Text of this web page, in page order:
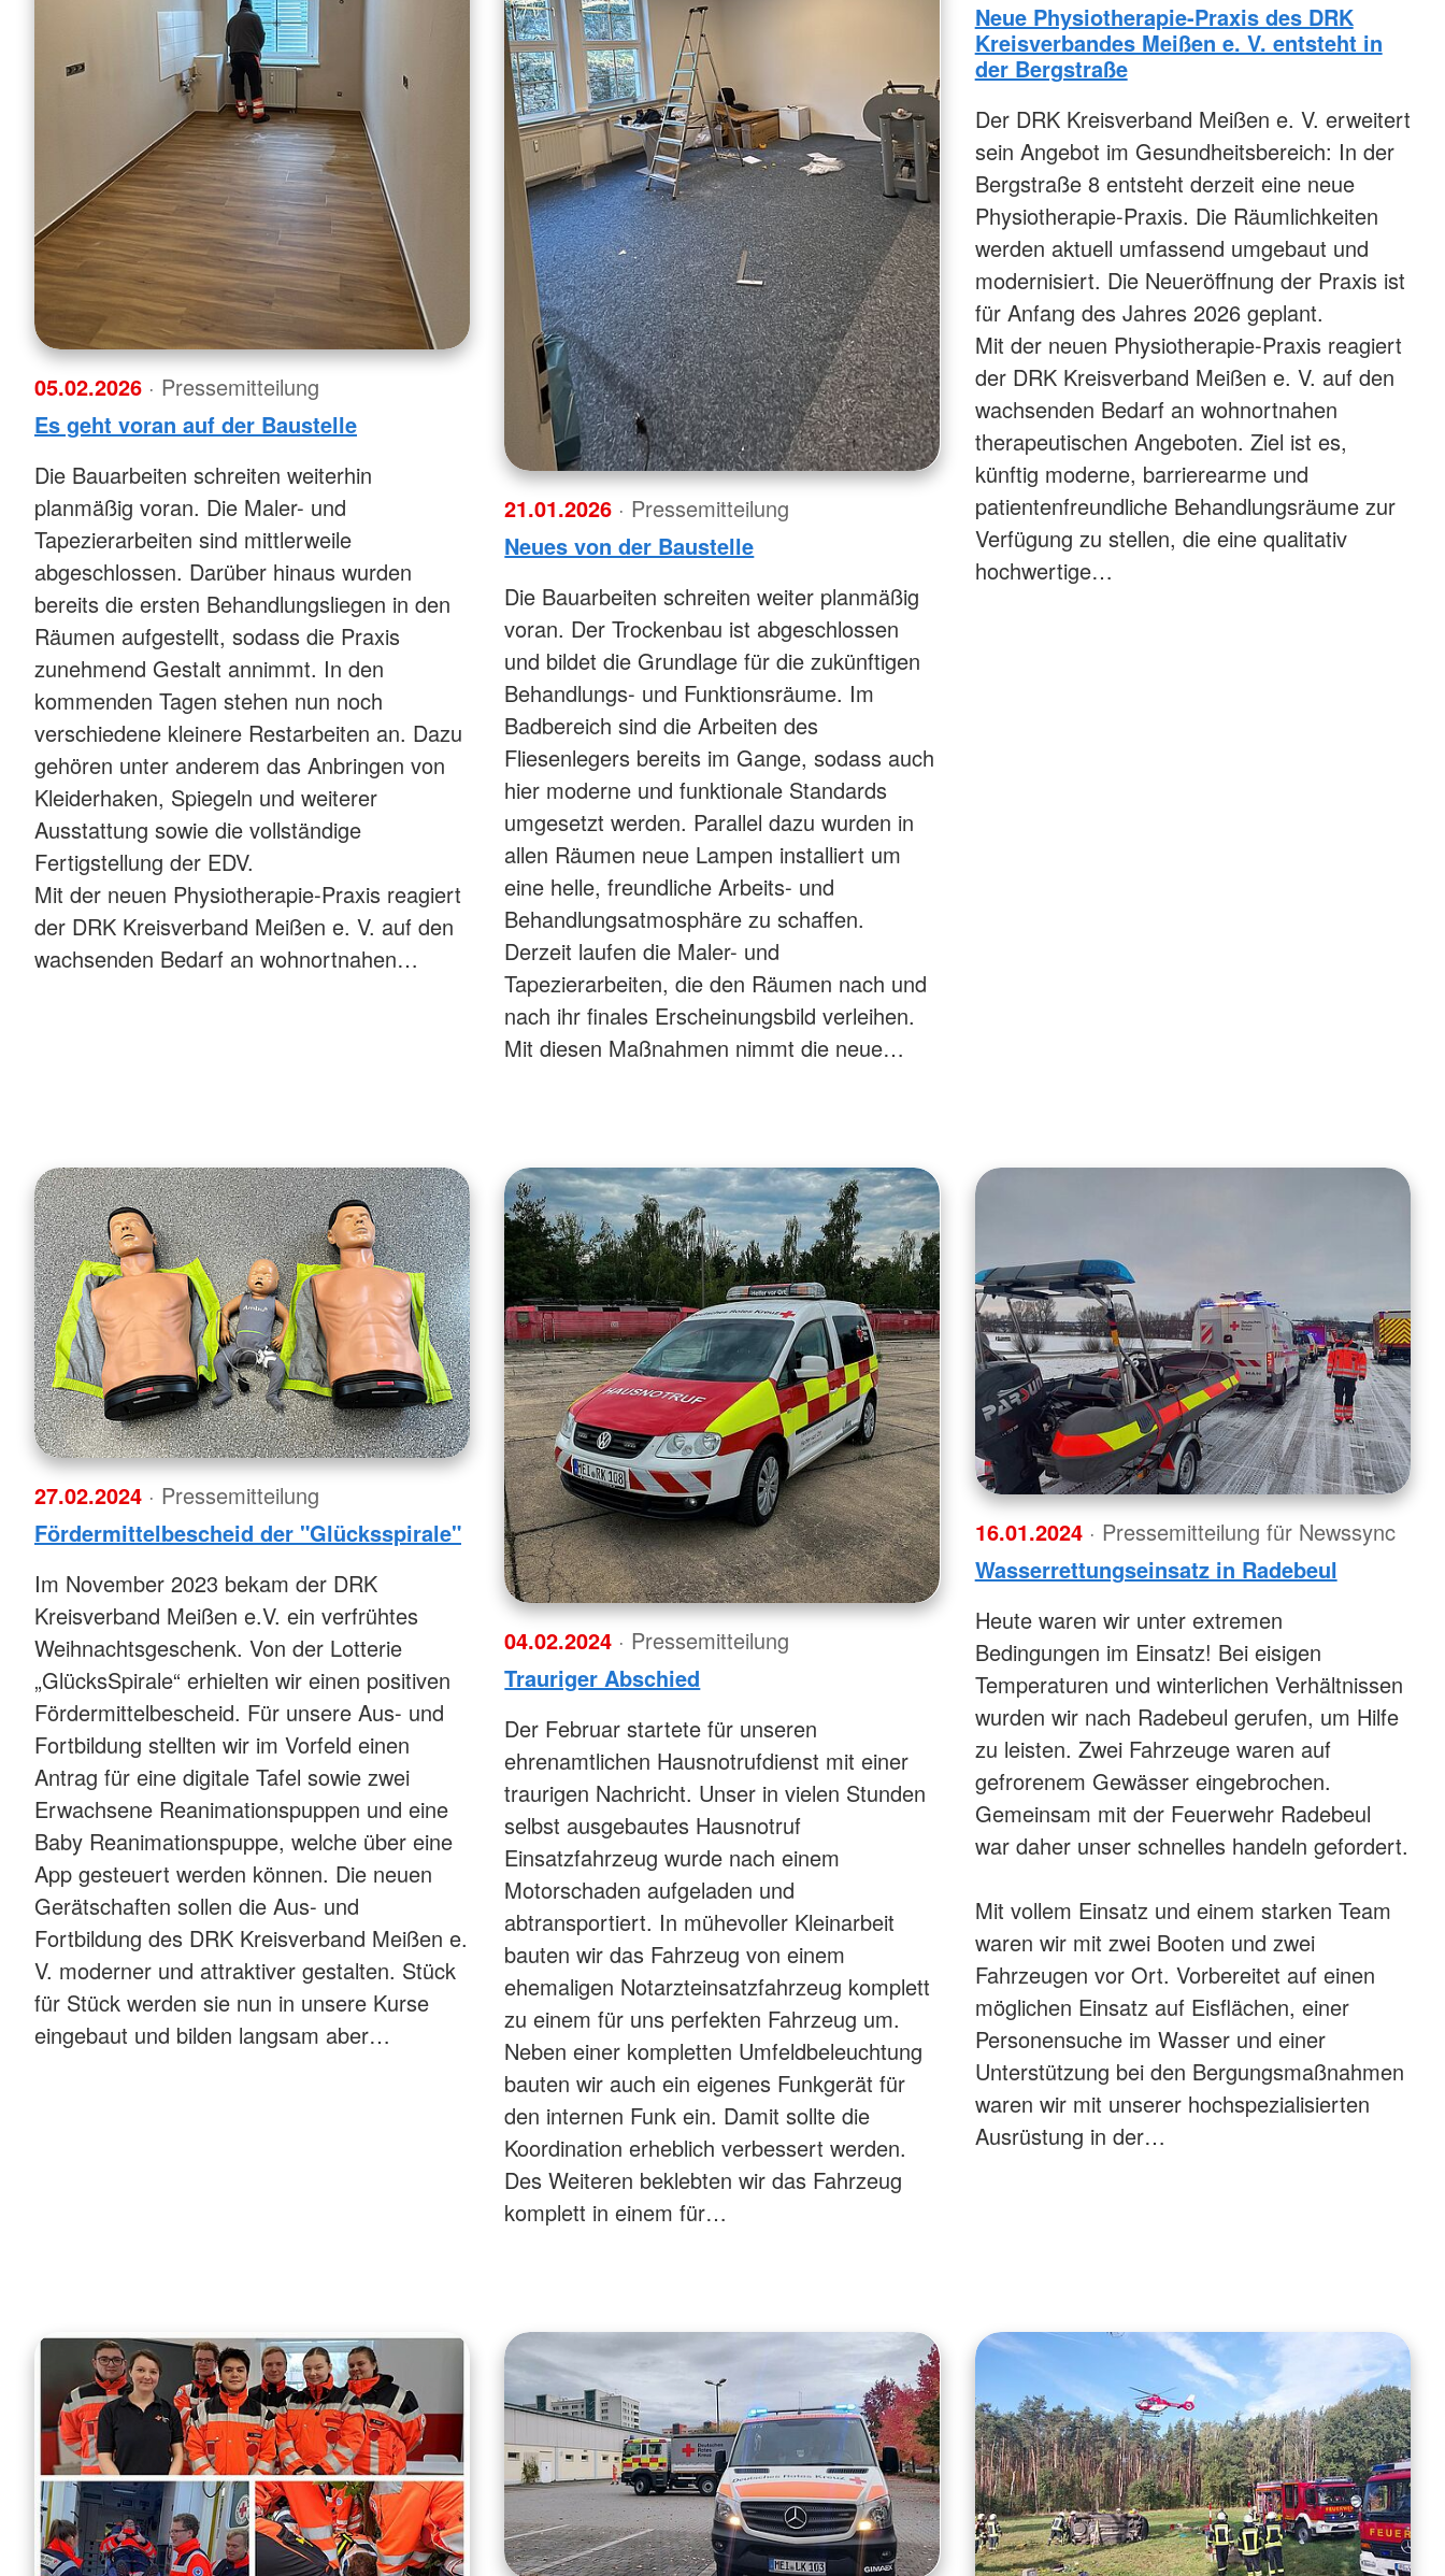
05.02.2026 · Pressemitteilung
Es geht voran auf der Baustelle
Die Bauarbeiten schreiten weiterhin
planmäßig voran. Die Maler- und
Tapezierarbeiten sind mittlerweile
abgeschlossen. Darüber hinaus wurden
bereits die ersten Behandlungsliegen in den
Räumen aufgestellt, sodass die Praxis
zunehmend Gestalt annimmt. In den
kommenden Tagen stehen nun noch
verschiedene kleinere Restarbeiten an. Dazu
gehören unter anderem das Anbringen von
Kleiderhaken, Spiegeln und weiterer
Ausstattung sowie die vollständige
Fertigstellung der EDV.
Mit der neuen Physiotherapie-Praxis reagiert
der DRK Kreisverband Meißen e. V. auf den
wachsenden Bedarf an wohnortnahen…
21.01.2026 · Pressemitteilung
Neues von der Baustelle
Die Bauarbeiten schreiten weiter planmäßig
voran. Der Trockenbau ist abgeschlossen
und bildet die Grundlage für die zukünftigen
Behandlungs- und Funktionsräume. Im
Badbereich sind die Arbeiten des
Fliesenlegers bereits im Gange, sodass auch
hier moderne und funktionale Standards
umgesetzt werden. Parallel dazu wurden in
allen Räumen neue Lampen installiert um
eine helle, freundliche Arbeits- und
Behandlungsatmosphäre zu schaffen.
Derzeit laufen die Maler- und
Tapezierarbeiten, die den Räumen nach und
nach ihr finales Erscheinungsbild verleihen.
Mit diesen Maßnahmen nimmt die neue…
Neue Physiotherapie-Praxis des DRK
Kreisverbandes Meißen e. V. entsteht in
der Bergstraße
Der DRK Kreisverband Meißen e. V. erweitert
sein Angebot im Gesundheitsbereich: In der
Bergstraße 8 entsteht derzeit eine neue
Physiotherapie-Praxis. Die Räumlichkeiten
werden aktuell umfassend umgebaut und
modernisiert. Die Neueröffnung der Praxis ist
für Anfang des Jahres 2026 geplant.
Mit der neuen Physiotherapie-Praxis reagiert
der DRK Kreisverband Meißen e. V. auf den
wachsenden Bedarf an wohnortnahen
therapeutischen Angeboten. Ziel ist es,
künftig moderne, barrierearme und
patientenfreundliche Behandlungsräume zur
Verfügung zu stellen, die eine qualitativ
hochwertige…
27.02.2024 · Pressemitteilung
Fördermittelbescheid der "Glücksspirale"
Im November 2023 bekam der DRK
Kreisverband Meißen e.V. ein verfrühtes
Weihnachtsgeschenk. Von der Lotterie
„GlücksSpirale“ erhielten wir einen positiven
Fördermittelbescheid. Für unsere Aus- und
Fortbildung stellten wir im Vorfeld einen
Antrag für eine digitale Tafel sowie zwei
Erwachsene Reanimationspuppen und eine
Baby Reanimationspuppe, welche über eine
App gesteuert werden können. Die neuen
Gerätschaften sollen die Aus- und
Fortbildung des DRK Kreisverband Meißen e.
V. moderner und attraktiver gestalten. Stück
für Stück werden sie nun in unsere Kurse
eingebaut und bilden langsam aber…
04.02.2024 · Pressemitteilung
Trauriger Abschied
Der Februar startete für unseren
ehrenamtlichen Hausnotrufdienst mit einer
traurigen Nachricht. Unser in vielen Stunden
selbst ausgebautes Hausnotruf
Einsatzfahrzeug wurde nach einem
Motorschaden aufgeladen und
abtransportiert. In mühevoller Kleinarbeit
bauten wir das Fahrzeug von einem
ehemaligen Notarzteinsatzfahrzeug komplett
zu einem für uns perfekten Fahrzeug um.
Neben einer kompletten Umfeldbeleuchtung
bauten wir auch ein eigenes Funkgerät für
den internen Funk ein. Damit sollte die
Koordination erheblich verbessert werden.
Des Weiteren beklebten wir das Fahrzeug
komplett in einem für…
16.01.2024 · Pressemitteilung für Newssync
Wasserrettungseinsatz in Radebeul
Heute waren wir unter extremen
Bedingungen im Einsatz! Bei eisigen
Temperaturen und winterlichen Verhältnissen
wurden wir nach Radebeul gerufen, um Hilfe
zu leisten. Zwei Fahrzeuge waren auf
gefrorenem Gewässer eingebrochen.
Gemeinsam mit der Feuerwehr Radebeul
war daher unser schnelles handeln gefordert.
Mit vollem Einsatz und einem starken Team
waren wir mit zwei Booten und zwei
Fahrzeugen vor Ort. Vorbereitet auf einen
möglichen Einsatz auf Eisflächen, einer
Personensuche im Wasser und einer
Unterstützung bei den Bergungsmaßnahmen
waren wir mit unserer hochspezialisierten
Ausrüstung in der…